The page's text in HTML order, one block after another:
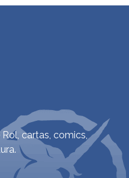
cartas, comics,